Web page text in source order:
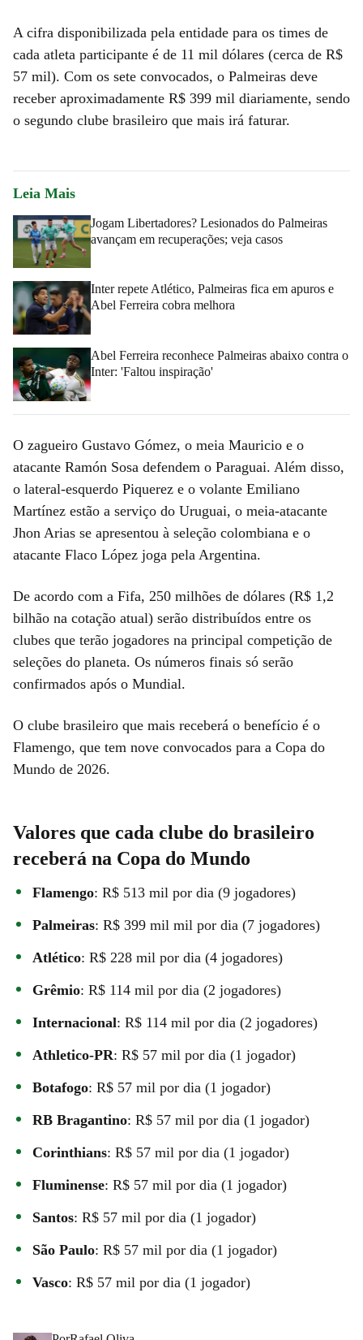
A cifra disponibilizada pela entidade para os times de
cada atleta participante é de 11 mil dólares (cerca de R$
57 mil). Com os sete convocados, o Palmeiras deve
receber aproximadamente R$ 399 mil diariamente, sendo
o segundo clube brasileiro que mais irá faturar.
Leia Mais
Jogam Libertadores? Lesionados do Palmeiras
avançam em recuperações; veja casos
Inter repete Atlético, Palmeiras fica em apuros e
Abel Ferreira cobra melhora
Abel Ferreira reconhece Palmeiras abaixo contra o
Inter: 'Faltou inspiração'
O zagueiro Gustavo Gómez, o meia Mauricio e o
atacante Ramón Sosa defendem o Paraguai. Além disso,
o lateral-esquerdo Piquerez e o volante Emiliano
Martínez estão a serviço do Uruguai, o meia-atacante
Jhon Arias se apresentou à seleção colombiana e o
atacante Flaco López joga pela Argentina.
De acordo com a Fifa, 250 milhões de dólares (R$ 1,2
bilhão na cotação atual) serão distribuídos entre os
clubes que terão jogadores na principal competição de
seleções do planeta. Os números finais só serão
confirmados após o Mundial.
O clube brasileiro que mais receberá o benefício é o
Flamengo, que tem nove convocados para a Copa do
Mundo de 2026.
Valores que cada clube do brasileiro
receberá na Copa do Mundo
Flamengo: R$ 513 mil por dia (9 jogadores)
Palmeiras: R$ 399 mil mil por dia (7 jogadores)
Atlético: R$ 228 mil por dia (4 jogadores)
Grêmio: R$ 114 mil por dia (2 jogadores)
Internacional: R$ 114 mil por dia (2 jogadores)
Athletico-PR: R$ 57 mil por dia (1 jogador)
Botafogo: R$ 57 mil por dia (1 jogador)
RB Bragantino: R$ 57 mil por dia (1 jogador)
Corinthians: R$ 57 mil por dia (1 jogador)
Fluminense: R$ 57 mil por dia (1 jogador)
Santos: R$ 57 mil por dia (1 jogador)
São Paulo: R$ 57 mil por dia (1 jogador)
Vasco: R$ 57 mil por dia (1 jogador)